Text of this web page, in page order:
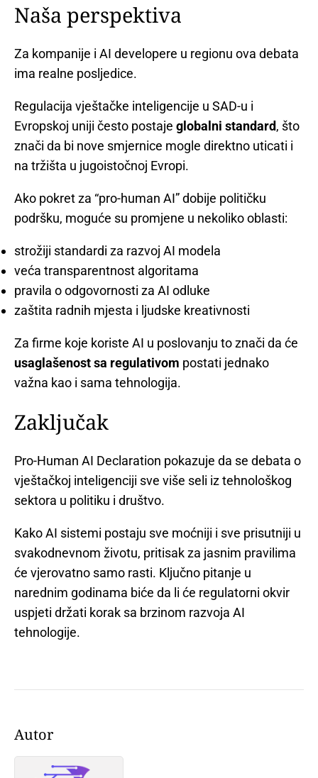
Naša perspektiva
Za kompanije i AI developere u regionu ova debata
ima realne posljedice.
Regulacija vještačke inteligencije u SAD-u i
Evropskoj uniji često postaje globalni standard, što
znači da bi nove smjernice mogle direktno uticati i
na tržišta u jugoistočnoj Evropi.
Ako pokret za “pro-human AI” dobije političku
podršku, moguće su promjene u nekoliko oblasti:
strožiji standardi za razvoj AI modela
veća transparentnost algoritama
pravila o odgovornosti za AI odluke
zaštita radnih mjesta i ljudske kreativnosti
Za firme koje koriste AI u poslovanju to znači da će
usaglašenost sa regulativom postati jednako
važna kao i sama tehnologija.
Zaključak
Pro-Human AI Declaration pokazuje da se debata o
vještačkoj inteligenciji sve više seli iz tehnološkog
sektora u politiku i društvo.
Kako AI sistemi postaju sve moćniji i sve prisutniji u
svakodnevnom životu, pritisak za jasnim pravilima
će vjerovatno samo rasti. Ključno pitanje u
narednim godinama biće da li će regulatorni okvir
uspjeti držati korak sa brzinom razvoja AI
tehnologije.
Autor